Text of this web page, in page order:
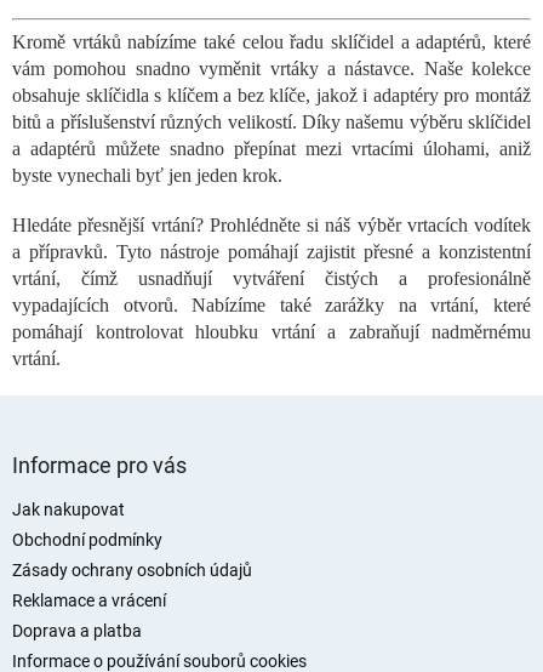
l
á
d
a
c
í
p
r
v
k
y
v
ý
p
Kromě vrtáků nabízíme také celou řadu sklíčidel a adaptérů, které
vám pomohou snadno vyměnit vrtáky a nástavce. Naše kolekce
obsahuje sklíčidla s klíčem a bez klíče, jakož i adaptéry pro montáž
bitů a příslušenství různých velikostí. Díky našemu výběru sklíčidel
a adaptérů můžete snadno přepínat mezi vrtacími úlohami, aniž
byste vynechali byť jen jeden krok.
Hledáte přesnější vrtání? Prohlédněte si náš výběr vrtacích vodítek
a přípravků. Tyto nástroje pomáhají zajistit přesné a konzistentní
vrtání, čímž usnadňují vytváření čistých a profesionálně
vypadajících otvorů. Nabízíme také zarážky na vrtání, které
pomáhají kontrolovat hloubku vrtání a zabraňují nadměrnému
vrtání.
Informace pro vás
Jak nakupovat
Obchodní podmínky
Zásady ochrany osobních údajů
Reklamace a vrácení
Doprava a platba
Informace o používání souborů cookies